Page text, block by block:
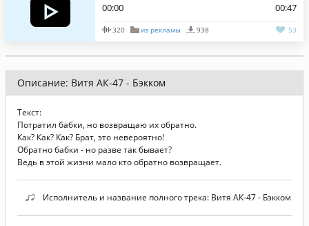
00:00 00:47
320 из рекламы 938 53
Описание: Витя АК-47 - Бэкком
Текст:
Потратил бабки, но возвращаю их обратно.
Как? Как? Как? Брат, это невероятно!
Обратно бабки - но разве так бывает?
Ведь в этой жизни мало кто обратно возвращает.
Исполнитель и название полного трека: Витя АК-47 - Бэкком